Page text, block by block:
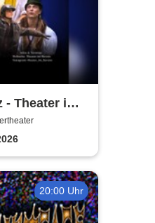
- Theater im
20:00 Uhr